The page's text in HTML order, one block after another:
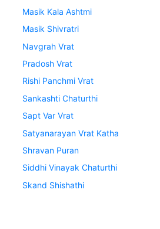
Masik Kala Ashtmi
Masik Shivratri
Navgrah Vrat
Pradosh Vrat
Rishi Panchmi Vrat
Sankashti Chaturthi
Sapt Var Vrat
Satyanarayan Vrat Katha
Shravan Puran
Siddhi Vinayak Chaturthi
Skand Shishathi